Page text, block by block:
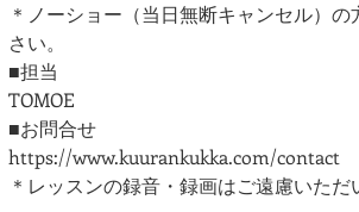
＊ノーショー（当日無断キャンセル）
さい。
■担当
TOMOE
■お問合せ
https://www.kuurankukka.com/contact
＊レッスンの録音・録画はご遠慮いただ